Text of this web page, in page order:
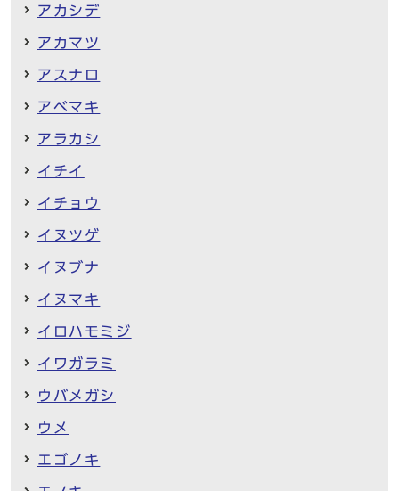
アカシデ
アカマツ
アスナロ
アベマキ
アラカシ
イチイ
イチョウ
イヌツゲ
イヌブナ
イヌマキ
イロハモミジ
イワガラミ
ウバメガシ
ウメ
エゴノキ